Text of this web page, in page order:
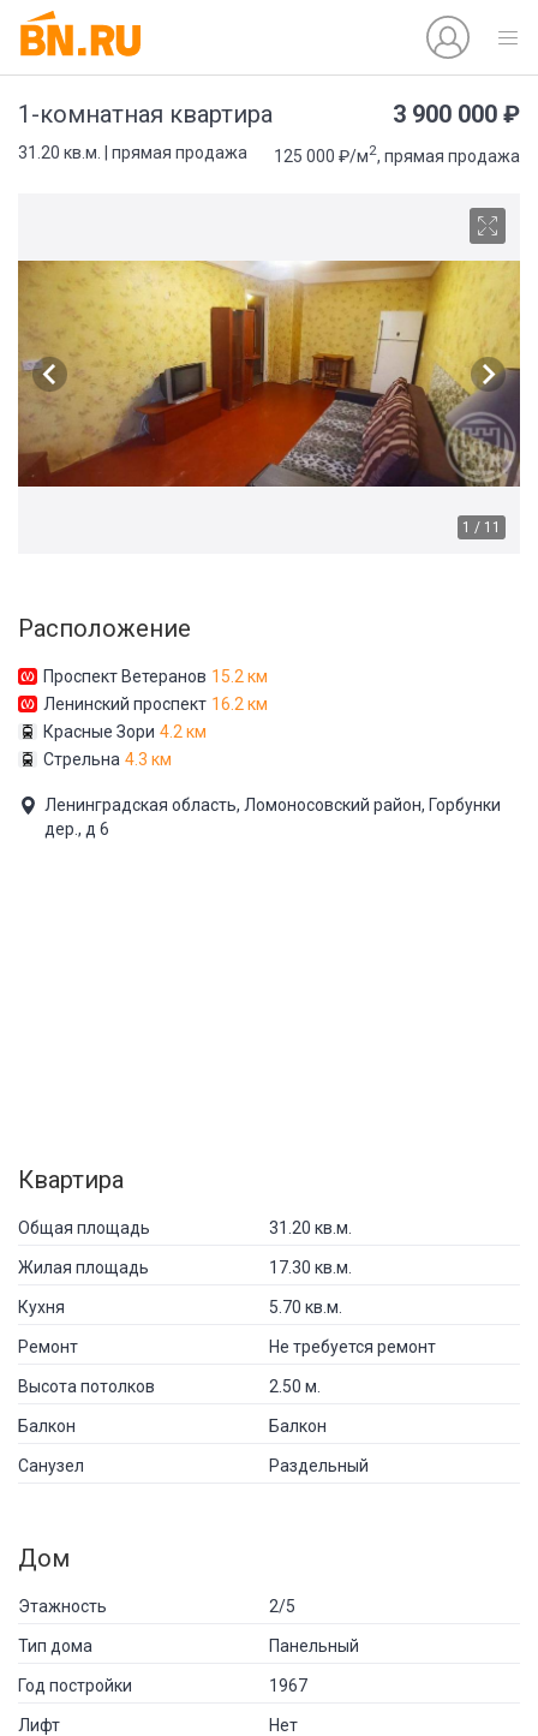
1-комнатная квартира 3 900 000 ₽
31.20 кв.м. | прямая продажа 125 000 ₽/м2, прямая продажа
1 / 11
Расположение
Проспект Ветеранов 15.2 км
Ленинский проспект 16.2 км
Красные Зори 4.2 км
Стрельна 4.3 км
Ленинградская область, Ломоносовский район, Горбунки
дер., д 6
Квартира
Общая площадь 31.20 кв.м.
Жилая площадь 17.30 кв.м.
Кухня 5.70 кв.м.
Ремонт Не требуется ремонт
Высота потолков 2.50 м.
Балкон Балкон
Санузел Раздельный
Дом
Этажность 2/5
Тип дома Панельный
Год постройки 1967
Лифт Нет